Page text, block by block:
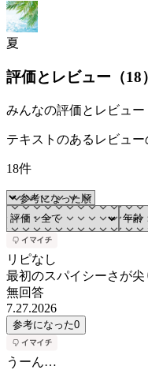
夏
評価とレビュー（18）
みんなの評価とレビュー
テキストのあるレビュー
18件
リピなし
最初のスパイシーさが
無回答
7.27.2026
参考になった0
うーん…